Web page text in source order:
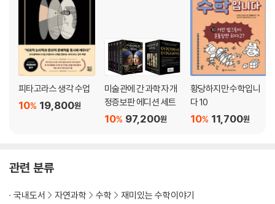
피타고라스 생각 수업
19,800원
10%
미술관에 간 과학자 개
정증보판 에디션 세트
97,200원
10%
황당하지만 수학입니
다 10
11,700원
10%
관련 분류
국내도서 자연과학 수학
재미있는 수학이야기